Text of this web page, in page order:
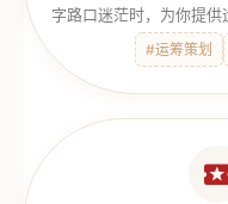
字路口迷茫时，为你提供
#运筹策划